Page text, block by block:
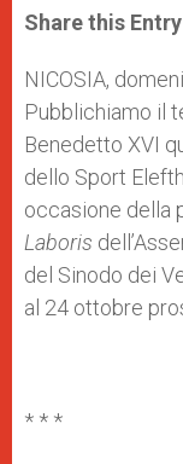
t
s
p
p
s
e
g
e
r
e
b
o
k
Share this Entry
NICOSIA,
Pubblichiamo il
Benedetto XVI
dello Sport
occasione della
Laboris
del Sinodo dei
al 24 ottobre
* * *